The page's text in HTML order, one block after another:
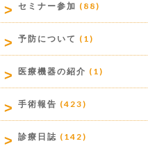
セミナー参加 (88)
予防について (1)
医療機器の紹介 (1)
手術報告 (423)
診療日誌 (142)